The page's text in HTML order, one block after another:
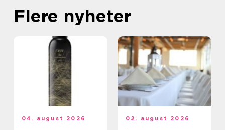
Flere nyheter
04. august 2026 02. august 2026